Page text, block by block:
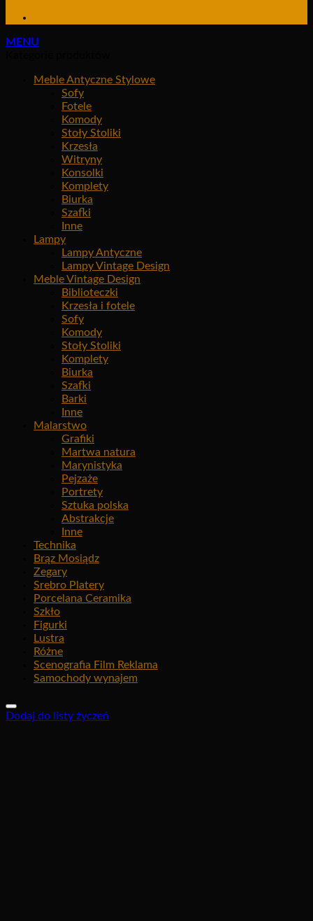
MENU
Meble Antyczne Stylowe
Sofy
Fotele
Komody
Stoły Stoliki
Krzesła
Witryny
Konsolki
Komplety
Biurka
Szafki
Inne
Lampy
Lampy Antyczne
Lampy Vintage Design
Meble Vintage Design
Biblioteczki
Krzesła i fotele
Sofy
Komody
Stoły Stoliki
Komplety
Biurka
Szafki
Barki
Inne
Malarstwo
Grafiki
Martwa natura
Marynistyka
Pejzaże
Portrety
Sztuka polska
Abstrakcje
Inne
Technika
Brąz Mosiądz
Zegary
Srebro Platery
Porcelana Ceramika
Szkło
Figurki
Lustra
Różne
Scenografia Film Reklama
Samochody wynajem
Dodaj do listy życzeń